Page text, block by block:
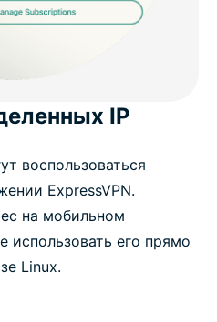
IP
воспользоваться
ExpressVPN.
на мобильном
использовать его прямо
Linux.